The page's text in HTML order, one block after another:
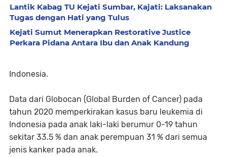
Lantik Kabag TU Kejati Sumbar, Kajati: Laksanakan
Tugas dengan Hati yang Tulus
Kejati Sumut Menerapkan Restorative Justice
Perkara Pidana Antara Ibu dan Anak Kandung
Indonesia.
Data dari Globocan (Global Burden of Cancer) pada
tahun 2020 memperkirakan kasus baru leukemia di
Indonesia pada anak laki-laki berumur 0-19 tahun
sekitar 33.5 % dan anak perempuan 31 % dari semua
jenis kanker pada anak.